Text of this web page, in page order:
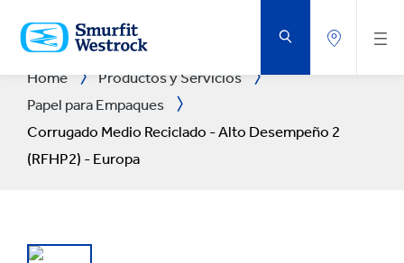
AL
CONTENIDO
PRINCIPAL
Home
Productos y Servicios
Papel para Empaques
Corrugado Medio Reciclado - Alto Desempeño 2
(RFHP2) - Europa